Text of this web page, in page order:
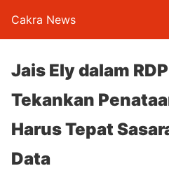
Cakra News
Jais Ely dalam
Tekankan
Harus Tepat
Data